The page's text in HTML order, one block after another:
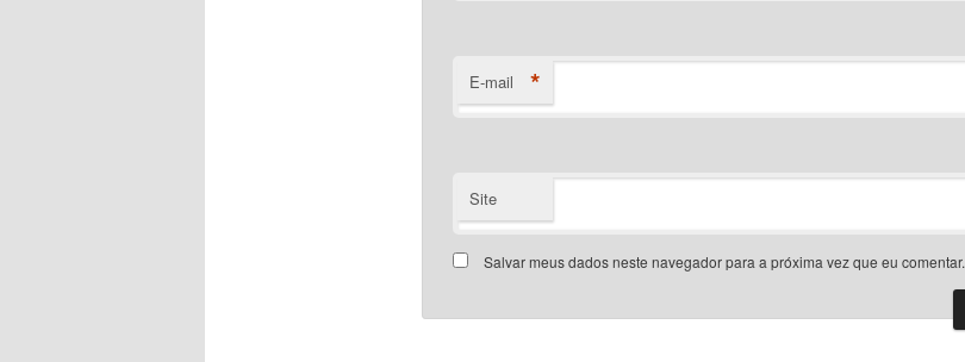
E-mail *
Site
Salvar meus dados neste navegador para a próxima vez que eu comentar.